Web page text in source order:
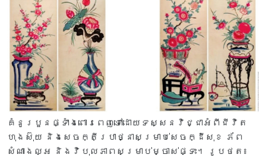
គំនូរបួនផ្ទាំងពោរពេញទៅដោយទស្សនវិជ្ជាអំពីជីវិត
ហុងស៊ុយ និងសេចក្តីប្រាថ្នាសម្រាប់សេចក្ដីសុខ ភ័ព
សំណាងល្អ និងវិបុលភាពសម្រាប់ម្ចាស់ផ្ទះ។​ រូបថត៖